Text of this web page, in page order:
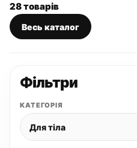
28 товарів
Весь каталог
Фільтри
КАТЕГОРІЯ